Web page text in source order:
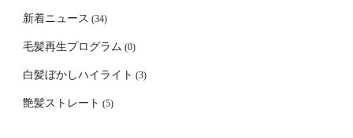
新着ニュース (34)
毛髪再生プログラム (0)
白髪ぼかしハイライト (3)
艶髪ストレート (5)